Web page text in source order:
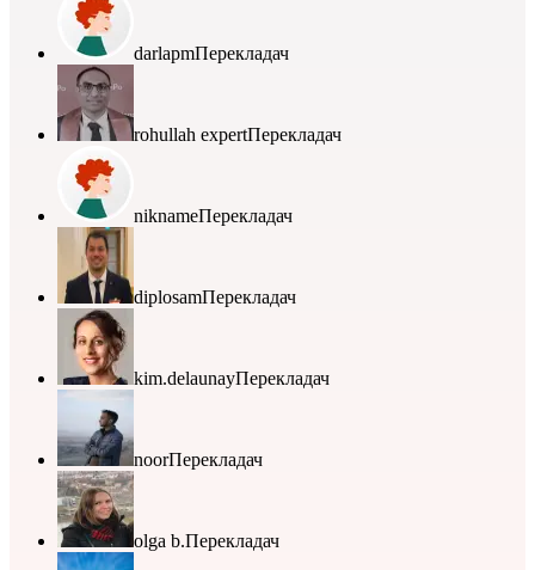
darlapmПерекладач
rohullah expertПерекладач
niknameПерекладач
diplosamПерекладач
kim.delaunayПерекладач
noorПерекладач
olga b.Перекладач